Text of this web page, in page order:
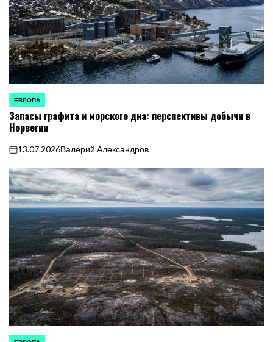
ОПУБЛИКОВАНО
В
ЕВРОПА
Запасы графита и морского дна: перспективы добычи в
Норвегии
on
13.07.2026Валерий Александров